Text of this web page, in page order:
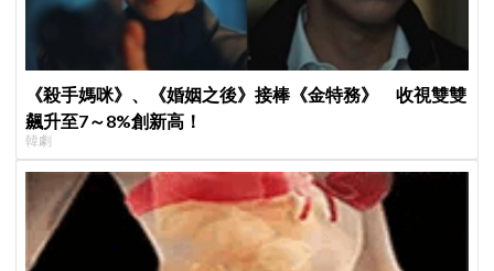
《殺手媽咪》、《婚姻之後》接棒《金特務》 收視雙雙
飆升至7～8%創新高！
韓劇